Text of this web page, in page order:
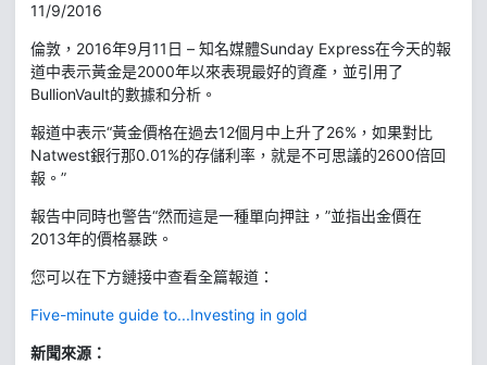
11/9/2016
倫敦，2016年9月11日 – 知名媒體Sunday Express在今天的報
道中表示黃金是2000年以來表現最好的資產，並引用了
BullionVault的數據和分析。
報道中表示“黃金價格在過去12個月中上升了26%，如果對比
Natwest銀行那0.01%的存儲利率，就是不可思議的2600倍回
報。”
報告中同時也警告“然而這是一種單向押註，”並指出金價在
2013年的價格暴跌。
您可以在下方鏈接中查看全篇報道：
Five-minute guide to...Investing in gold
新聞來源：